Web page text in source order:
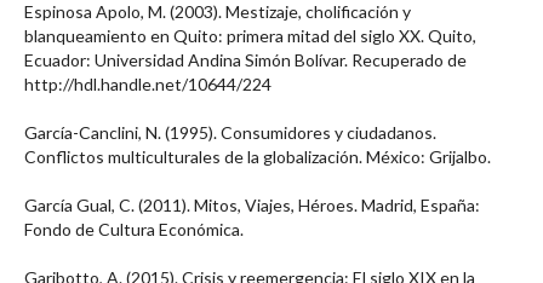
Espinosa Apolo, M. (2003). Mestizaje, cholificación y
blanqueamiento en Quito: primera mitad del siglo XX. Quito,
Ecuador: Universidad Andina Simón Bolívar. Recuperado de
http://hdl.handle.net/10644/224
García-Canclini, N. (1995). Consumidores y ciudadanos.
Conflictos multiculturales de la globalización. México: Grijalbo.
García Gual, C. (2011). Mitos, Viajes, Héroes. Madrid, España:
Fondo de Cultura Económica.
Garibotto, A. (2015). Crisis y reemergencia: El siglo XIX en la